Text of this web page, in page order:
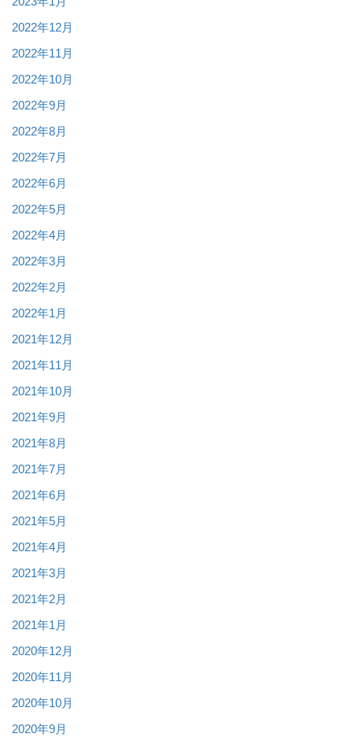
2022年12月
2022年11月
2022年10月
2022年9月
2022年8月
2022年7月
2022年6月
2022年5月
2022年4月
2022年3月
2022年2月
2022年1月
2021年12月
2021年11月
2021年10月
2021年9月
2021年8月
2021年7月
2021年6月
2021年5月
2021年4月
2021年3月
2021年2月
2021年1月
2020年12月
2020年11月
2020年10月
2020年9月